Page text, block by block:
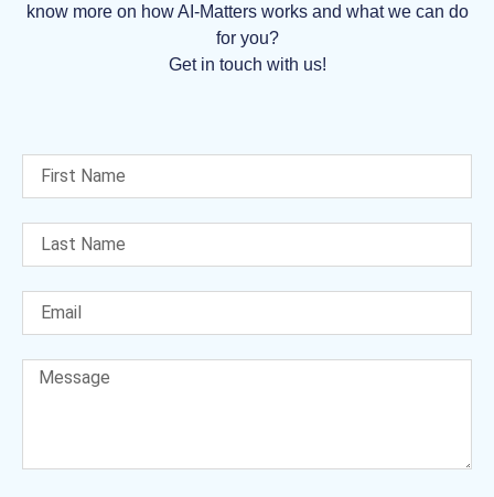
know more on how AI-Matters works and what we can do
for you?
Get in touch with us!